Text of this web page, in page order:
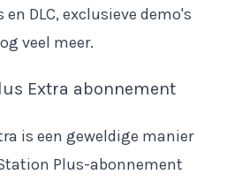
DLC, exclusieve demo's
veel meer.
Extra abonnement
is een geweldige manier
Plus-abonnement